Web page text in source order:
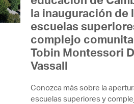
Database
Council
la inauguración de
escuelas
complejo
Tobin Montessori
Vassall
Conozca más sobre la
escuelas superiores y